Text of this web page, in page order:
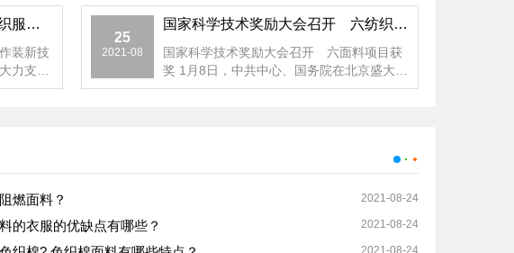
奥运将至 科研机构推出多项纺织服装新技术
装新技
25
2021-08
国家科学技术奖励大会召开 六纺织项目获奖
国家科学技术奖励大会召开 六面料项目获
奖 1月8日，中共中心、国务院在北京盛大举
行国家科学技术奖励...
2021-08-24
燃面料？
2021-08-24
的衣服的优缺点有哪些？
2021-08-24